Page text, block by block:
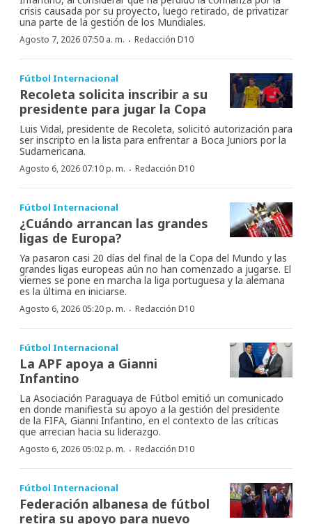
crisis causada por su proyecto, luego retirado, de privatizar
una parte de la gestión de los Mundiales.
Agosto 7, 2026 07:50 a. m. · Redacción D10
Fútbol Internacional
Recoleta solicita inscribir a su
presidente para jugar la Copa
Luis Vidal, presidente de Recoleta, solicitó autorización para
ser inscripto en la lista para enfrentar a Boca Juniors por la
Sudamericana.
Agosto 6, 2026 07:10 p. m. · Redacción D10
Fútbol Internacional
¿Cuándo arrancan las grandes
ligas de Europa?
Ya pasaron casi 20 días del final de la Copa del Mundo y las
grandes ligas europeas aún no han comenzado a jugarse. El
viernes se pone en marcha la liga portuguesa y la alemana
es la última en iniciarse.
Agosto 6, 2026 05:20 p. m. · Redacción D10
Fútbol Internacional
La APF apoya a Gianni
Infantino
La Asociación Paraguaya de Fútbol emitió un comunicado
en donde manifiesta su apoyo a la gestión del presidente
de la FIFA, Gianni Infantino, en el contexto de las críticas
que arrecian hacia su liderazgo.
Agosto 6, 2026 05:02 p. m. · Redacción D10
Fútbol Internacional
Federación albanesa de fútbol
retira su apoyo para nuevo